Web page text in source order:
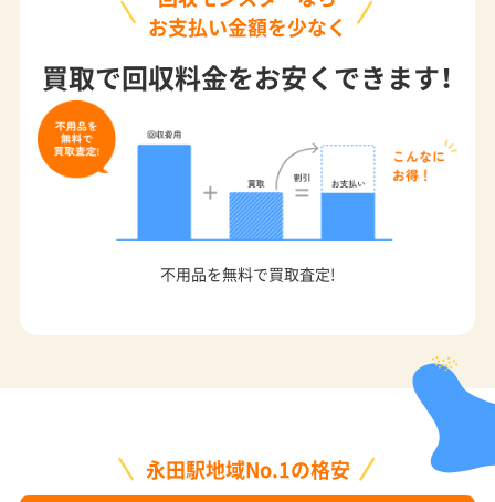
お支払い金額を少なく
買取で回収料金をお安くできます！
不用品を無料で買取査定!
永田駅地域No.1の格安